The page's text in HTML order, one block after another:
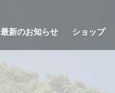
最新のお知らせ ショップ